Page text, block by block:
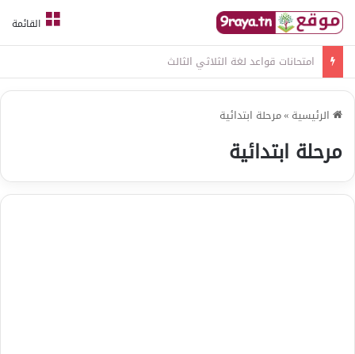
القائمة
امتحانات قواعد لغة الثلاثي الثالث
الرئيسية »مرحلة ابتدائية
مرحلة ابتدائية